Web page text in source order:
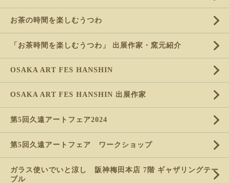
お茶の時間を楽しむうつわ
「お茶時間を楽しむうつわ」 出展作家・窯元紹介
OSAKA ART FES HANSHIN
OSAKA ART FES HANSHIN 出展作家
第5回久遠アートフェア2024
第5回久遠アートフェア ワークショップ
ガラス使いでいと涼し 阪神梅田本店 7階 ギャザリングテー
ブル